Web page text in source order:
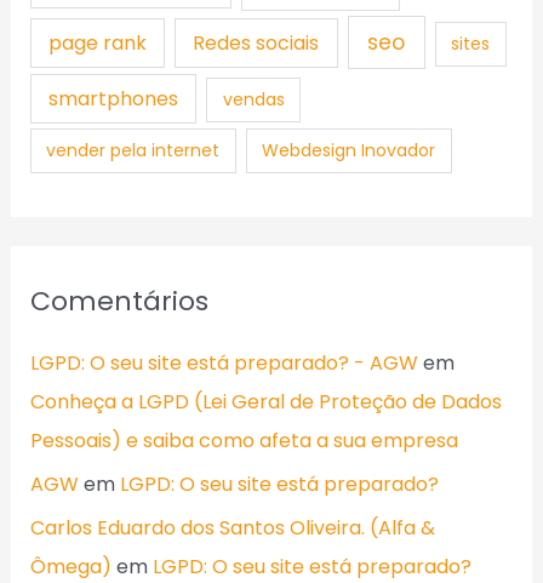
page rank Redes sociais seo sites
smartphones vendas
vender pela internet Webdesign Inovador
Comentários
LGPD: O seu site está preparado? - AGWem
Conheça a LGPD (Lei Geral de Proteção de Dados
Pessoais) e saiba como afeta a sua empresa
AGWem LGPD: O seu site está preparado?
Carlos Eduardo dos Santos Oliveira. (Alfa &
Ômega) em LGPD: O seu site está preparado?